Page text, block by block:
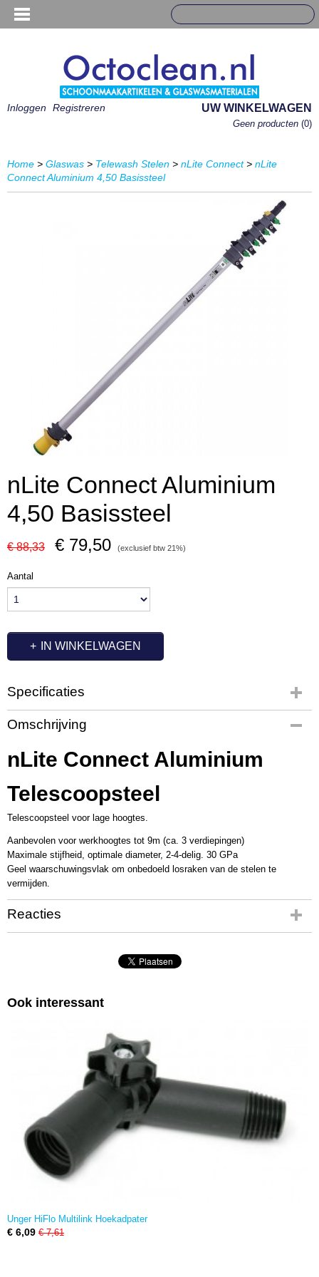
Inloggen Registreren UW WINKELWAGEN
Geen producten (0)
Home > Glaswas > Telewash Stelen > nLite Connect> nLite
Connect Aluminium 4,50 Basissteel
nLite Connect Aluminium
4,50 Basissteel
€ 88,33 € 79,50 (exclusief btw 21%)
Aantal
IN WINKELWAGEN
Specificaties
Productcode
UN3555
Omschrijving
nLite Connect Aluminium
Telescoopsteel
Telescoopsteel voor lage hoogtes.
Aanbevolen voor werkhoogtes tot 9m (ca. 3 verdiepingen)
Maximale stijfheid, optimale diameter, 2-4-delig. 30 GPa
Geel waarschuwingsvlak om onbedoeld losraken van de stelen te
vermijden.
Reacties
Ook interessant
Unger HiFlo Multilink Hoekadpater
€ 6,09 € 7,61